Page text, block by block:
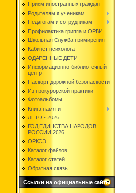
Приём иностранных граждан
Родителям и ученикам
Педагогам и сотрудникам
Профилактика гриппа и ОРВИ
Школьная Служба примирения
Кабинет психолога
ОДАРЕННЫЕ ДЕТИ
Информационно-библиотечный
центр
Паспорт дорожной безопасности
Из прокурорской практики
Фотоальбомы
Книга памяти
ЛЕТО - 2026
ГОД ЕДИНСТВА НАРОДОВ
РОССИИ 2026
ОРКСЭ
Каталог файлов
Каталог статей
Обратная связь
Ссылки на официальные сайты